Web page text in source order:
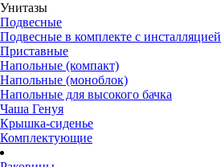
Унитазы
Подвесные
Подвесные в комплекте с инсталляцией
Приставные
Напольные (компакт)
Напольные (моноблок)
Напольные для высокого бачка
Чаша Генуя
Крышка-сиденье
Комплектующие